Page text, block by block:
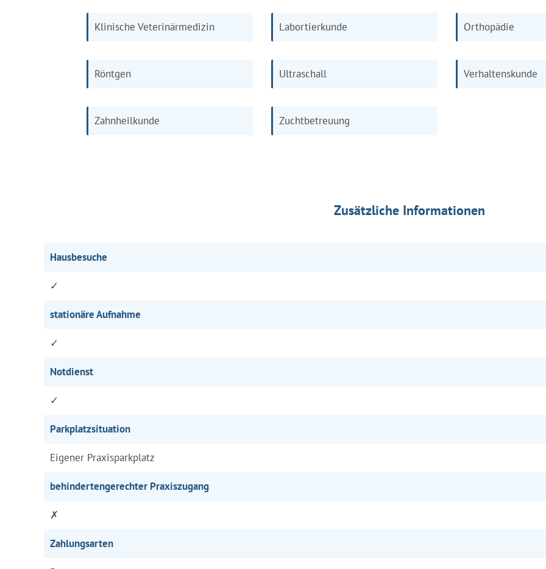
Klinische Veterinärmedizin Labortierkunde Orthopädie
Röntgen Ultraschall Verhaltenskunde
Zahnheilkunde Zuchtbetreuung
Zusätzliche Informationen
Hausbesuche
✓
stationäre Aufnahme
✓
Notdienst
✓
Parkplatzsituation
Eigener Praxisparkplatz
behindertengerechter Praxiszugang
✗
Zahlungsarten